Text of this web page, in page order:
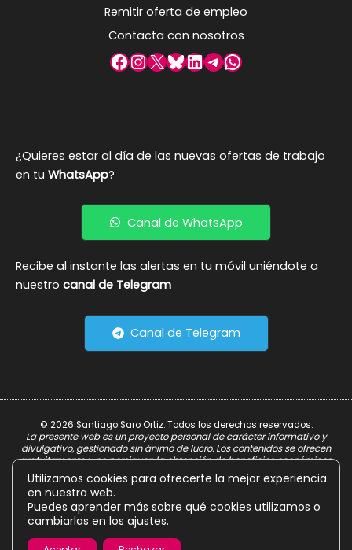
Remitir oferta de empleo
Contacta con nosotros
Facebook
Instagram
X Bluesky
LinkedIn
Telegram
WhatsApp
¿Quieres estar al día de las nuevas ofertas de trabajo
en tu WhatsApp?
Canal de WhatsApp
Recibe al instante las alertas en tu móvil uniéndote a
nuestro canal de Telegram
Canal de Telegram
© 2026 Santiago Saro Ortiz. Todos los derechos reservados.
La presente web es un proyecto personal de carácter informativo y
divulgativo, gestionado sin ánimo de lucro. Los contenidos se ofrecen
gratuitamente y no persiguen la obtención de beneficios económicos.
Política de Privacidad
Política de Cookies
Utilizamos cookies para ofrecerte la mejor experiencia
en nuestra web.
Puedes aprender más sobre qué cookies utilizamos o
cambiarlas en los ajustes.